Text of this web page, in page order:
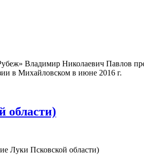
Владимир Николаевич Павлов
в Михайловском в июне 2016 г.
области)
Луки Псковской области)